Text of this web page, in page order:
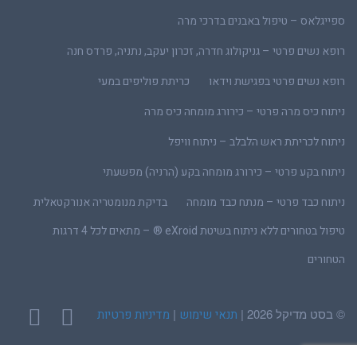
ספייגלאס – טיפול באבנים בדרכי מרה
רופא נשים פרטי – גניקולוג חדרה, זכרון יעקב, נתניה, פרדס חנה
רופא נשים פרטי בפגישת וידאו
כריתת פוליפים במעי
ניתוח כיס מרה פרטי – כירורג מומחה כיס מרה
ניתוח לכריתת ראש הלבלב – ניתוח וויפל
ניתוח בקע פרטי – כירורג מומחה בקע (הרניה) מפשעתי
ניתוח כבד פרטי – מנתח כבד מומחה
בדיקת מנומטריה אנורקטאלית
טיפול בטחורים ללא ניתוח בשיטת eXroid ® – מתאים לכל 4 דרגות
הטחורים
© בסט מדיקל 2026 | תנאי שימוש | מדיניות פרטיות